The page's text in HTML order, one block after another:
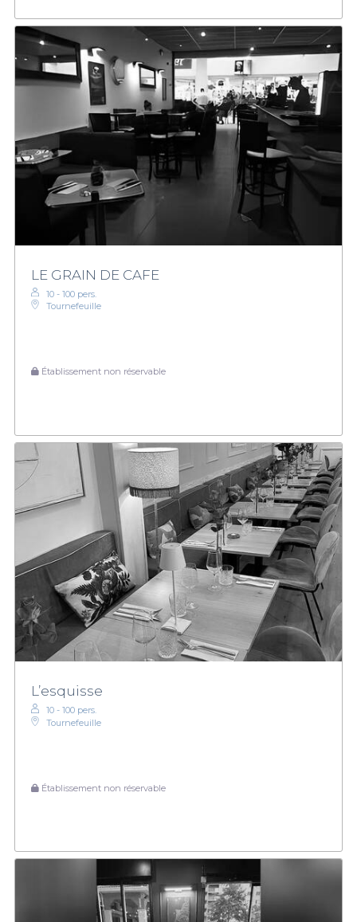
LE GRAIN DE CAFE
10 - 100 pers.
Tournefeuille
Établissement non réservable
L’esquisse
10 - 100 pers.
Tournefeuille
Établissement non réservable